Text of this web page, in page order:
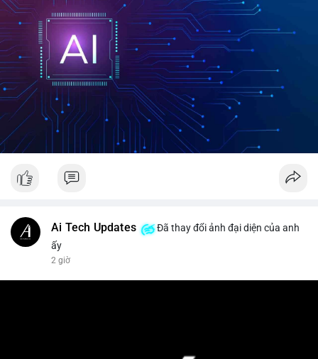
Ai Tech Updates
Đã thay đổi ảnh đại diện của anh
ấy
2 giờ